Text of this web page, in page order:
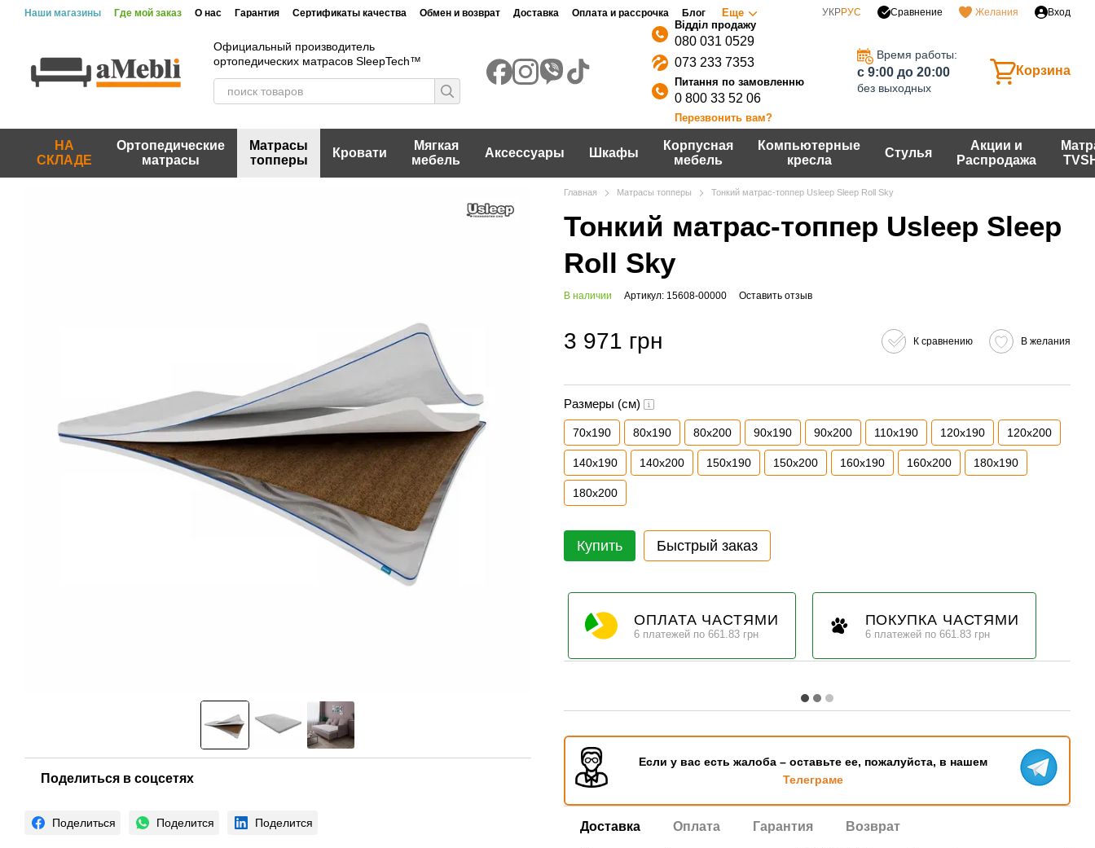
Перейти к основному контенту
Наши магазины Где мой заказ О нас Гарантия Сертификаты качества Обмен и возврат Доставка Оплата и рассрочка Блог Еще УКРРУС Сравнение Желания Вход
Официальный производитель
ортопедических матрасов SleepTech™
080 031 0529
073 233 7353
0 800 33 52 06
Перезвонить вам?
Время работы:
c 9:00 до 20:00
без выходных
Корзина
НА
СКЛАДЕ
Ортопедические
матрасы
Матрасы
топперы
Кровати
Мягкая
мебель
Аксессуары Шкафы
Корпусная
мебель
Компьютерные
кресла
Стулья
Акции и
Распродажа
Поделиться в соцсетях
Поделиться Поделится Поделится
Главная Матрасы топперы Тонкий матрас-топпер Usleep Sleep Roll Sky
Тонкий матрас-топпер Usleep Sleep
Roll Sky
В наличии Артикул: 15608-00000 Оставить отзыв
3 971 грн К сравнению В желания
Размеры (см)
70х190 80х190 80х200 90х190 90х200 110х190 120х190 120х200
140х190 140х200 150х190 150х200 160х190 160х200 180х190
180х200
Купить Быстрый заказ
ОПЛАТА ЧАСТЯМИ
6 платежей по 661.83 грн
ПОКУПКА ЧАСТЯМИ
6 платежей по 661.83 грн
Если у вас есть жалоба – оставьте ее, пожалуйста, в нашем
Телеграме
Доставка Оплата Гарантия Возврат